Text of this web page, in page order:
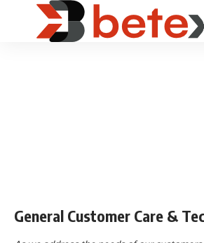
General Customer Care &